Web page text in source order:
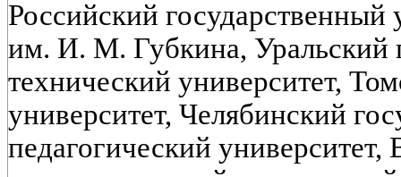
Российский государственный
им. И. М. Губкина, Уральский
технический университет,
университет, Челябинский
педагогический университет,